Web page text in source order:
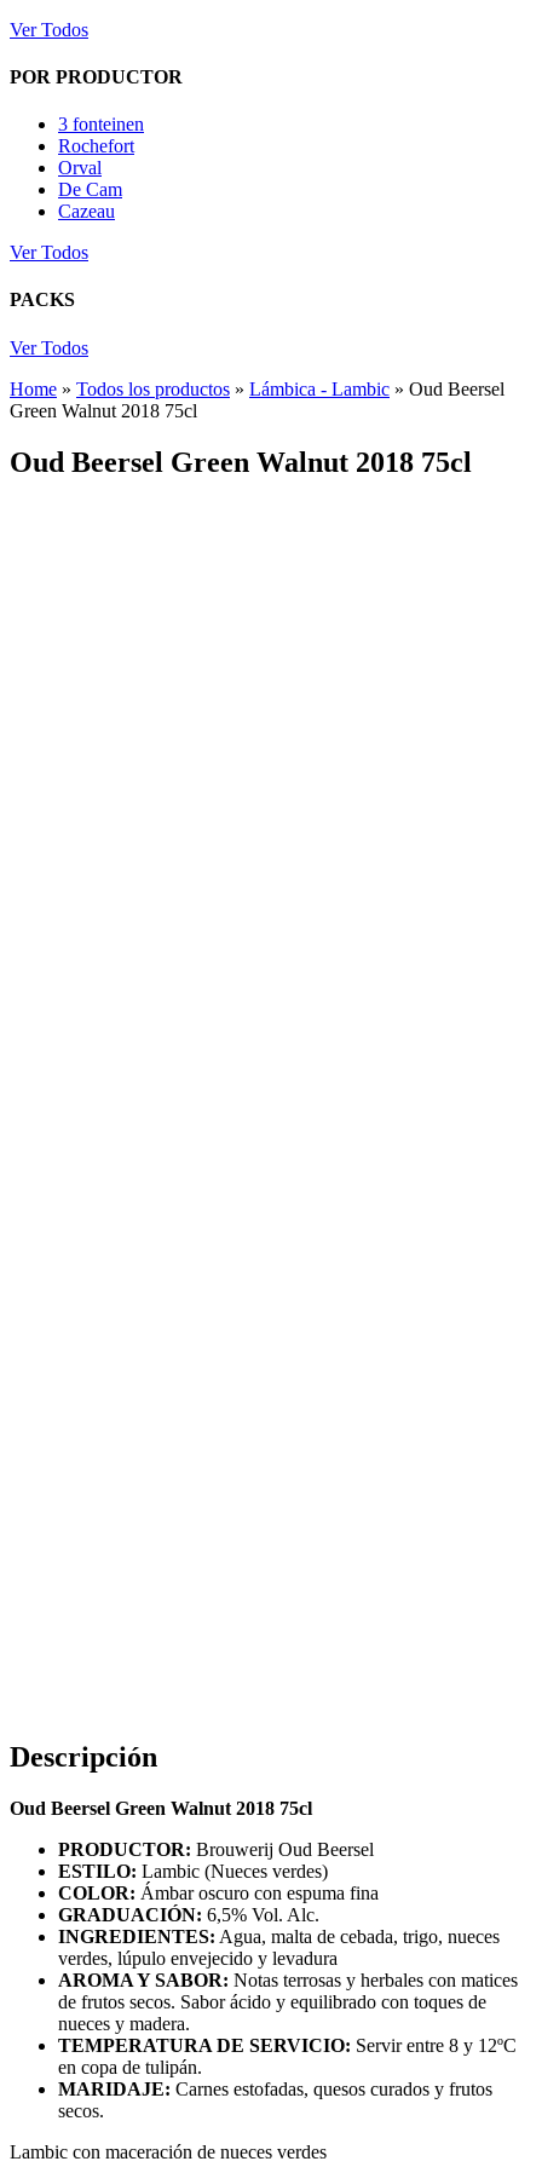
Ver Todos
POR PRODUCTOR
3 fonteinen
Rochefort
Orval
De Cam
Cazeau
Ver Todos
PACKS
Ver Todos
Home » Todos los productos » Lámbica - Lambic » Oud Beersel
Green Walnut 2018 75cl
Oud Beersel Green Walnut 2018 75cl
Descripción
Oud Beersel Green Walnut 2018 75cl
PRODUCTOR: Brouwerij Oud Beersel
ESTILO: Lambic (Nueces verdes)
COLOR: Ámbar oscuro con espuma fina
GRADUACIÓN: 6,5% Vol. Alc.
INGREDIENTES: Agua, malta de cebada, trigo, nueces
verdes, lúpulo envejecido y levadura
AROMA Y SABOR: Notas terrosas y herbales con matices
de frutos secos. Sabor ácido y equilibrado con toques de
nueces y madera.
TEMPERATURA DE SERVICIO: Servir entre 8 y 12ºC
en copa de tulipán.
MARIDAJE: Carnes estofadas, quesos curados y frutos
secos.
Lambic con maceración de nueces verdes